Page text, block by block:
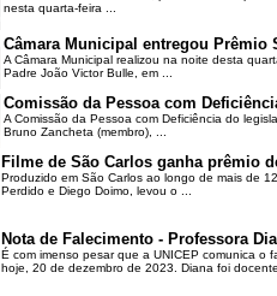
nesta quarta-feira ...
Câmara Municipal entregou Prêmio
A Câmara Municipal realizou na noite desta
Padre João Victor Bulle, em ...
Comissão da Pessoa com
A Comissão da Pessoa com Deficiência do
Bruno Zancheta (membro), ...
Filme de São Carlos ganha prêmio
Produzido em São Carlos ao longo de mais de
Perdido e Diego Doimo, levou o ...
Nota de Falecimento - Professora
É com imenso pesar que a UNICEP comunica o
hoje, 20 de dezembro de 2023. Diana foi docente